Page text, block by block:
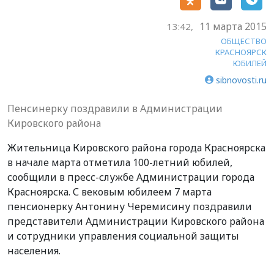
13:42, 11 марта 2015
ОБЩЕСТВО
КРАСНОЯРСК
ЮБИЛЕЙ
sibnovosti.ru
Пенсинерку поздравили в Администрации
Кировского района
Жительница Кировского района города Красноярска
в начале марта отметила 100-летний юбилей,
сообщили в пресс-службе Администрации города
Красноярска. С вековым юбилеем 7 марта
пенсионерку Антонину Черемисину поздравили
представители Администрации Кировского района
и сотрудники управления социальной защиты
населения.